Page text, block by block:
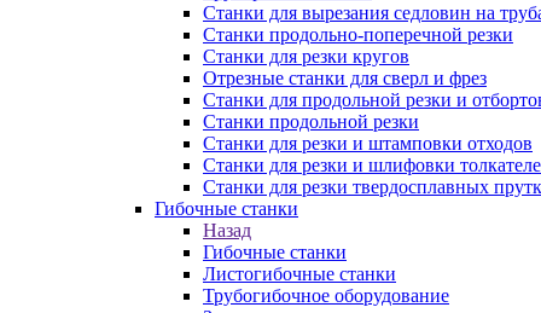
Станки для вырезания седловин на
Станки продольно-поперечной резки
Станки для резки кругов
Отрезные станки для сверл и фрез
Станки для продольной резки и
Станки продольной резки
Станки для резки и штамповки отходов
Станки для резки и шлифовки
Станки для резки твердосплавных
Гибочные станки
Назад
Гибочные станки
Листогибочные станки
Трубогибочное оборудование